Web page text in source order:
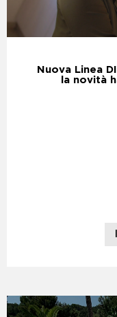
Nuova Linea
la novità